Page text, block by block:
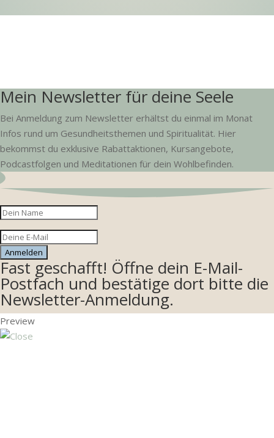
Mein Newsletter für deine Seele
Bei Anmeldung zum Newsletter erhältst du einmal im Monat
Infos rund um Gesundheitsthemen und Spiritualität. Hier
bekommst du exklusive Rabattaktionen, Kursangebote,
Podcastfolgen und Meditationen für dein Wohlbefinden.
Anmelden
Fast geschafft! Öffne dein E-Mail-
Postfach und bestätige dort bitte die
Newsletter-Anmeldung.
Preview